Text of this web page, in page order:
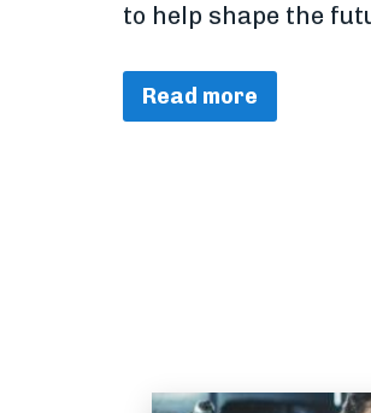
to help shape the
Read more